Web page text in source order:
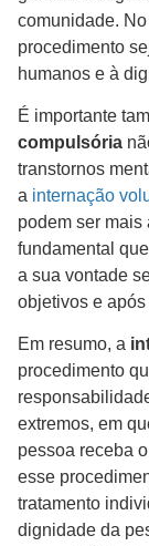
comunidade.
procedimento
humanos e à
É importante
compulsória
transtornos
a internação
podem ser
fundamental
a sua vontade
objetivos e
Em resumo, a
procedimento
extremos, em
pessoa receba
esse
tratamento
dignidade da